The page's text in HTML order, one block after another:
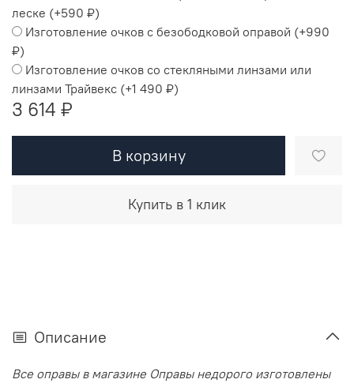
леске (+590 ₽)
Изготовление очков с безободковой оправой (+990
₽)
Изготовление очков со стекляными линзами или
линзами Трайвекс (+1 490 ₽)
3 614 ₽
В корзину
Купить в 1 клик
Описание
Все оправы в магазине Оправы недорого изготовлены